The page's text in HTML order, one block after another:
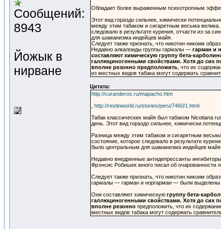
Сообщений:
8943
Йожык в
нирване
Обладает более выраженным психотропным
Этот вид гораздо сильнее, химически
между этим табаком и сигаретным весьма
следовало в результате курения, отчасти из-за
для шаманизма индейцев майя.
Следует также признать, что никотин никоим
Недавно алкалоиды группы гармалы — гарман и
составляют химическую группу бета-
галлюциногенными свойствами. Хотя до сих
вполне резонно предположить , что их
из местных видов табака могут содержать
Цитата:
http://curanderos.ru/mapacho.htm
http://restinworld.ru/stories/peru/7460/1.html
Табак классических майя был табаком Nicotiana
день. Этот вид гораздо сильнее, химически
Разница между этим табаком и сигаретным
состояние, которое следовало в результате
было центральным для шаманизма индейцев
Недавно внедренные антидепрессанты
Фрэнсис Робишек много писал об очарованности
Следует также признать, что никотин никоим
гармалы — гарман и норгарман — были выделены
Они составляют химическую группу бета-
галлюциногенными свойствами. Хотя до сих
вполне резонно предположить, что их
местных видов табака могут содержать